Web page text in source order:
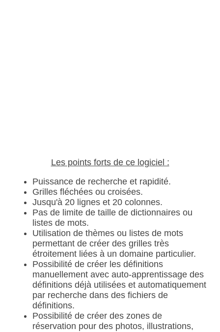
Les points forts de ce logiciel :
Puissance de recherche et rapidité.
Grilles fléchées ou croisées.
Jusqu'à 20 lignes et 20 colonnes.
Pas de limite de taille de dictionnaires ou
listes de mots.
Utilisation de thèmes ou listes de mots
permettant de créer des grilles très
étroitement liées à un domaine particulier.
Possibilité de créer les définitions
manuellement avec auto-apprentissage des
définitions déjà utilisées et automatiquement
par recherche dans des fichiers de
définitions.
Possibilité de créer des zones de
réservation pour des photos, illustrations,